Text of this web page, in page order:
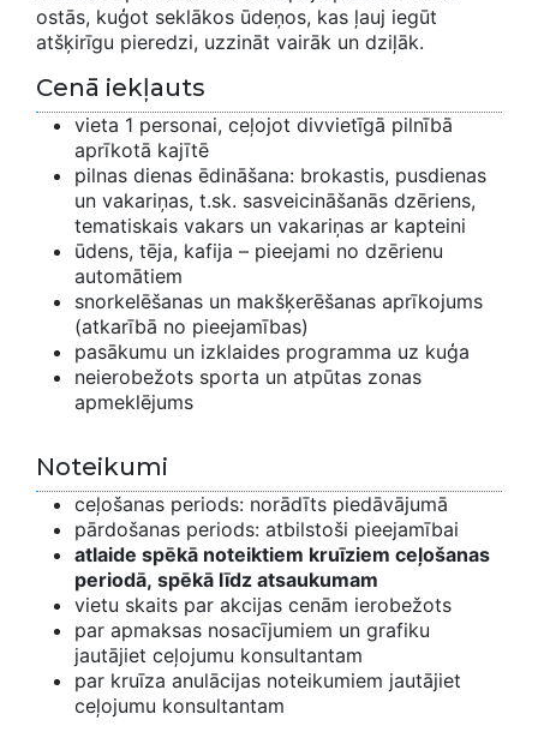
ostās, kuģot seklākos ūdeņos, kas ļauj iegūt
atšķirīgu pieredzi, uzzināt vairāk un dziļāk.
Cenā iekļauts
vieta 1 personai, ceļojot divvietīgā pilnībā
aprīkotā kajītē
pilnas dienas ēdināšana: brokastis, pusdienas
un vakariņas, t.sk. sasveicināšanās dzēriens,
tematiskais vakars un vakariņas ar kapteini
ūdens, tēja, kafija – pieejami no dzērienu
automātiem
snorkelēšanas un makšķerēšanas aprīkojums
(atkarībā no pieejamības)
pasākumu un izklaides programma uz kuģa
neierobežots sporta un atpūtas zonas
apmeklējums
Noteikumi
ceļošanas periods: norādīts piedāvājumā
pārdošanas periods: atbilstoši pieejamībai
atlaide spēkā noteiktiem kruīziem ceļošanas
periodā, spēkā līdz atsaukumam
vietu skaits par akcijas cenām ierobežots
par apmaksas nosacījumiem un grafiku
jautājiet ceļojumu konsultantam
par kruīza anulācijas noteikumiem jautājiet
ceļojumu konsultantam